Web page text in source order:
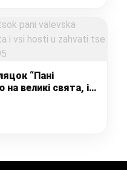
“Пані
великі свята, і
смачно